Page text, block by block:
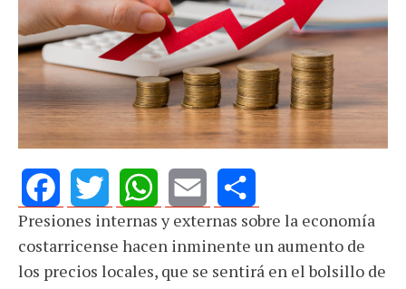
FacebookTwitterWhatsApp
Email Share
Presiones internas y externas sobre la economía
costarricense hacen inminente un aumento de
los precios locales, que se sentirá en el bolsillo de